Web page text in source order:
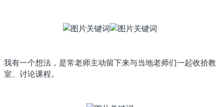
我有一个想法，是常老师主动留下来与当地老师们一起收拾教
室、讨论课程。